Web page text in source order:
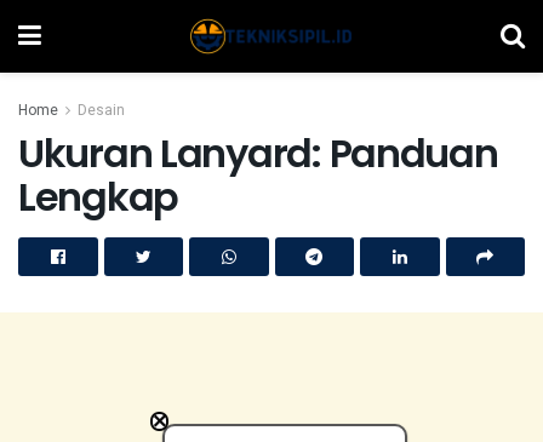
Home Desain
Ukuran Lanyard: Panduan
Lengkap
×